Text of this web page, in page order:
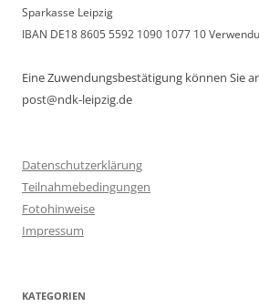
Sparkasse Leipzig
IBAN DE18 8605 5592 1090 1077 10
Eine Zuwendungsbestätigung können Sie
post@ndk-leipzig.de
Datenschutzerklärung
Teilnahmebedingungen
Fotohinweise
Impressum
KATEGORIEN